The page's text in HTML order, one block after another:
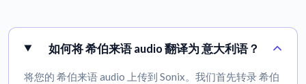
如何将 希伯来语 audio 翻译为 意大利语？
将您的 希伯来语 audio 上传到 Sonix。我们首先转录 希伯